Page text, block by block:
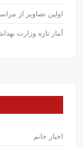
اولین تصاویر از
آمار تازه وزارت
اخبار خانم